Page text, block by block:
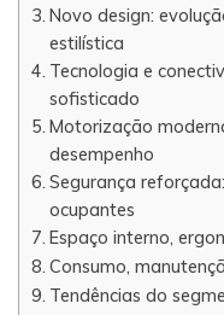
Novo design:
estilística
Tecnologia e
sofisticado
Motorização
desempenho
Segurança
ocupantes
Espaço interno,
Consumo,
Tendências do